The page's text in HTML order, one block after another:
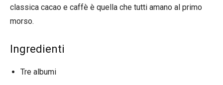
classica cacao e caffè è quella che tutti amano al primo
morso.
Ingredienti
Tre albumi